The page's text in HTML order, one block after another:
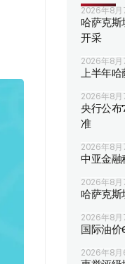
2026年8月
哈萨克
开采
2026年8月
上半年哈
2026年8月
央行公布
准
2026年8月
中亚金融
2026年8
哈萨克
2026年8
国际油
2026年8月